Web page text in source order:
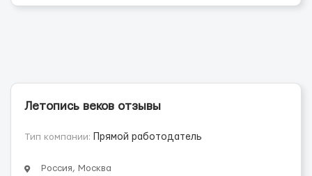
Летопись веков отзывы
Тип компании: Прямой работодатель
Россия, Москва